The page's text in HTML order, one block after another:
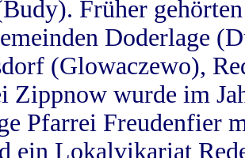
Früher
Doderlage
(Glowaczewo),
Zippnow wurde im
Pfarrei Freudenfier
ein Lokalvikariat